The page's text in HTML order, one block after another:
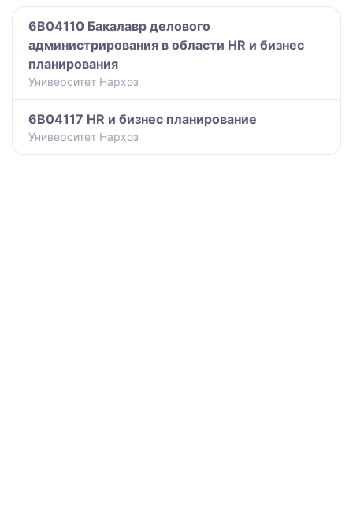
6B04110 Бакалавр делового
администрирования в области HR и бизнес
планирования
Университет Нархоз
6B04117 HR и бизнес планирование
Университет Нархоз